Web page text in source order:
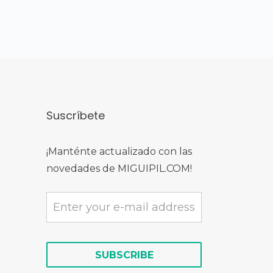
Suscríbete
¡Manténte actualizado con las
novedades de MIGUIPIL.COM!